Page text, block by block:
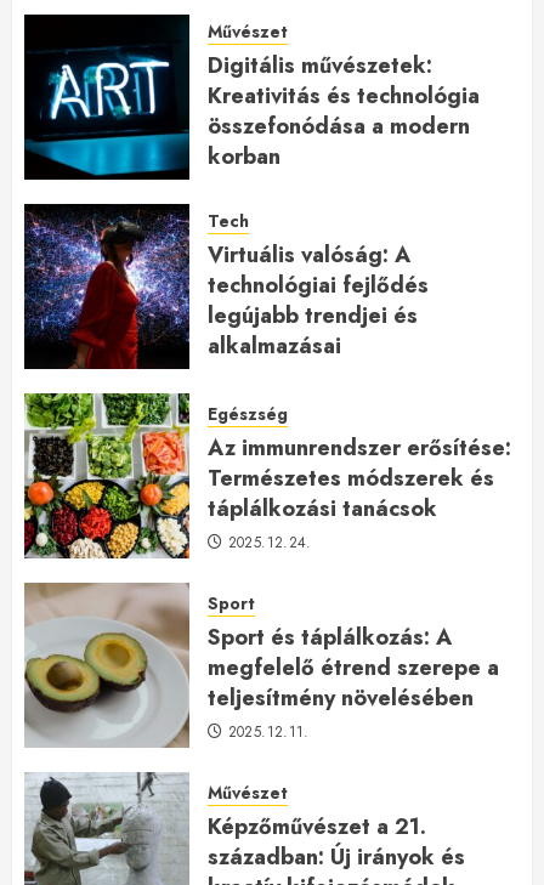
Művészet
Digitális művészetek:
Kreativitás és technológia
összefonódása a modern
korban
Tech
Virtuális valóság: A
technológiai fejlődés
legújabb trendjei és
alkalmazásai
Egészség
Az immunrendszer erősítése:
Természetes módszerek és
táplálkozási tanácsok
2025.12.24.
Sport
Sport és táplálkozás: A
megfelelő étrend szerepe a
teljesítmény növelésében
2025.12.11.
Művészet
Képzőművészet a 21.
században: Új irányok és